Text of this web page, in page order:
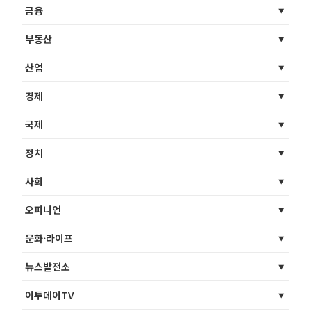
금융
부동산
산업
경제
국제
정치
사회
오피니언
문화·라이프
뉴스발전소
이투데이TV